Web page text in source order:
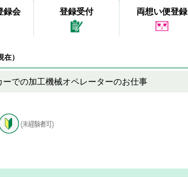
録会 登録受付 両想い便登録
）
ーでの加工機械オペレーターのお仕事